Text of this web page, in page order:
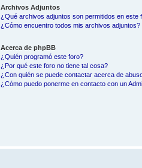
Archivos Adjuntos
¿Qué archivos adjuntos son permitidos en este
¿Cómo encuentro todos mis archivos adjuntos?
Acerca de phpBB
¿Quién programó este foro?
¿Por qué este foro no tiene tal cosa?
¿Con quién se puede contactar acerca de
¿Cómo puedo ponerme en contacto con un